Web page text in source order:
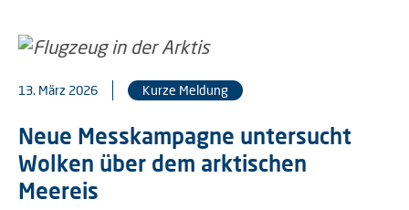
13. März 2026 Kurze Meldung
Neue Messkampagne untersucht
Wolken über dem arktischen
Meereis